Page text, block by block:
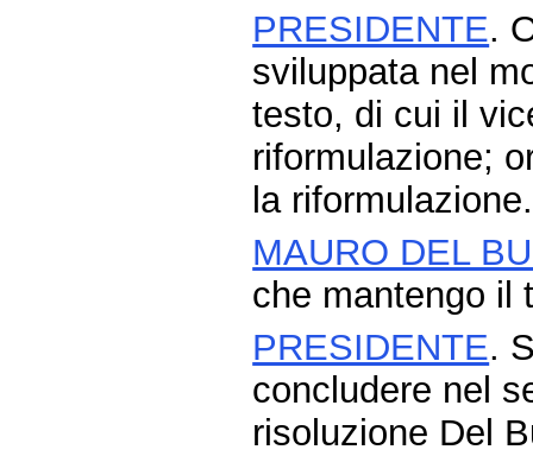
PRESIDENTE.
sviluppata nel
testo, di cui il
riformulazione;
la riformulazione.
MAURO DEL
che mantengo il
PRESIDENTE.
concludere nel
risoluzione Del